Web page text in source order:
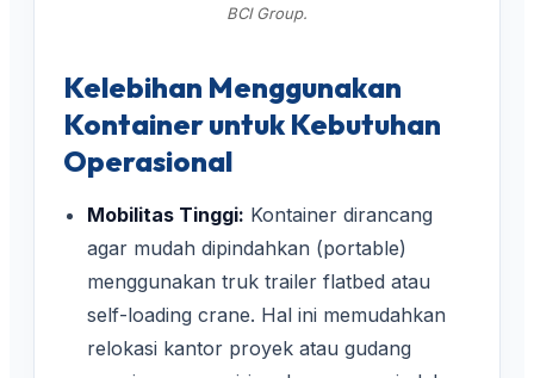
BCI Group.
Kelebihan Menggunakan
Kontainer untuk Kebutuhan
Operasional
Mobilitas Tinggi: Kontainer dirancang
agar mudah dipindahkan (portable)
menggunakan truk trailer flatbed atau
self-loading crane. Hal ini memudahkan
relokasi kantor proyek atau gudang